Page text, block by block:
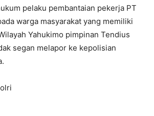
pelaku pembantaian pekerja PT
warga masyarakat yang memiliki
Yahukimo pimpinan Tendius
segan melapor ke kepolisian